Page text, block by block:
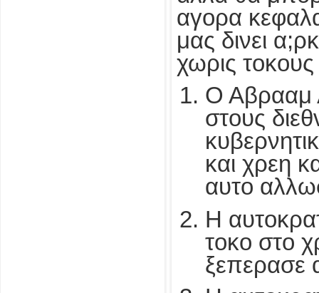
αγορα
μας δινει
χωρις
Ο Αβρααμ
στους
και χρεη
αυτο
Η
τοκο στο
ξεπερασε